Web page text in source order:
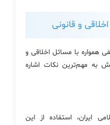
و قانونی
همواره با مسائل اخلاقی و
به مهم‌ترین نکات اشاره
ایران، استفاده از این